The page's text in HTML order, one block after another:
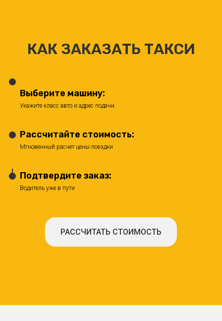
КАК ЗАКАЗАТЬ ТАКСИ
Выберите машину:
Укажите класс авто и адрес подачи.
Рассчитайте стоимость:
Мгновенный расчет цены поездки
Подтвердите заказ:
Водитель уже в пути
РАССЧИТАТЬ СТОИМОСТЬ